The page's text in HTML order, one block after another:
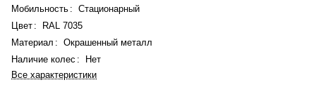
Мобильность : Стационарный
Цвет :
RAL 7035
Материал : Окрашенный металл
Наличие колес :
Нет
Все характеристики